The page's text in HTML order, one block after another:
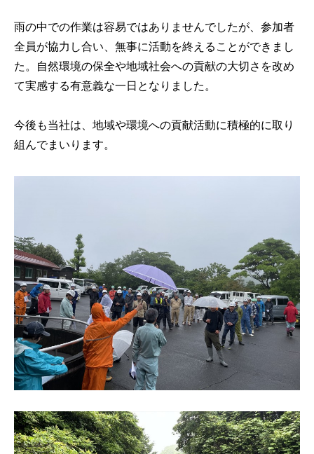
雨の中での作業は容易ではありませんでしたが、参加者
全員が協力し合い、無事に活動を終えることができまし
た。自然環境の保全や地域社会への貢献の大切さを改め
て実感する有意義な一日となりました。
今後も当社は、地域や環境への貢献活動に積極的に取り
組んでまいります。